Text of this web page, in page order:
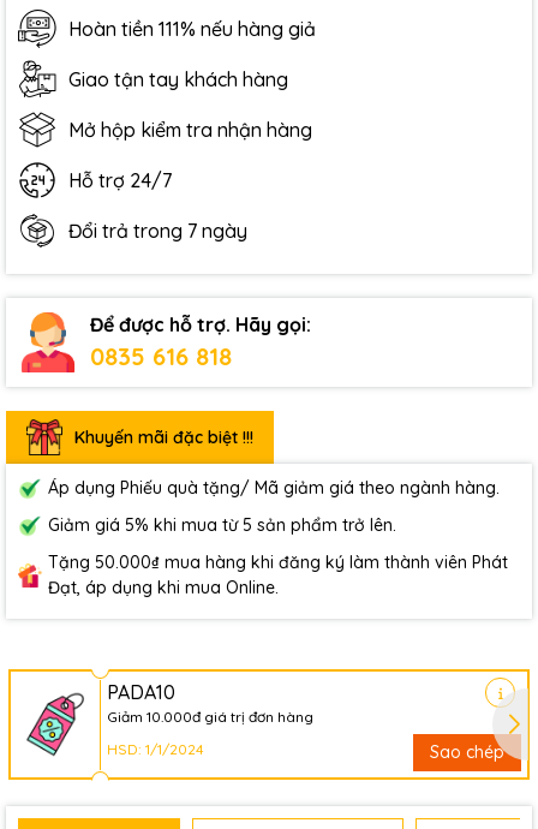
Hoàn tiền 111% nếu hàng giả
Giao tận tay khách hàng
Mở hộp kiểm tra nhận hàng
Hỗ trợ 24/7
Đổi trả trong 7 ngày
Để được hỗ trợ. Hãy gọi:
0835 616 818
Khuyến mãi đặc biệt !!!
Áp dụng Phiếu quà tặng/ Mã giảm giá theo ngành hàng.
Giảm giá 5% khi mua từ 5 sản phẩm trở lên.
Tặng 50.000₫ mua hàng khi đăng ký làm thành viên Phát
Đạt, áp dụng khi mua Online.
PADA10
Giảm 10.000đ giá trị đơn hàng
HSD: 1/1/2024
Sao chép